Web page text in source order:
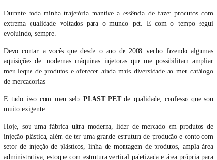
Durante toda minha trajetória mantive a essência de fazer produtos com
extrema qualidade voltados para o mundo pet. E com o tempo segui
evoluindo, sempre.
Devo contar a vocês que desde o ano de 2008 venho fazendo algumas
aquisições de modernas máquinas injetoras que me possibilitam ampliar
meu leque de produtos e oferecer ainda mais diversidade ao meu catálogo
de mercadorias.
E tudo isso com meu selo PLAST PETde qualidade, confesso que sou
muito exigente.
Hoje, sou uma fábrica ultra moderna, líder de mercado em produtos de
injeção plástica, além de ter uma grande estrutura de produção e conto com
setor de injeção de plásticos, linha de montagem de produtos, ampla área
administrativa, estoque com estrutura vertical paletizada e área própria para